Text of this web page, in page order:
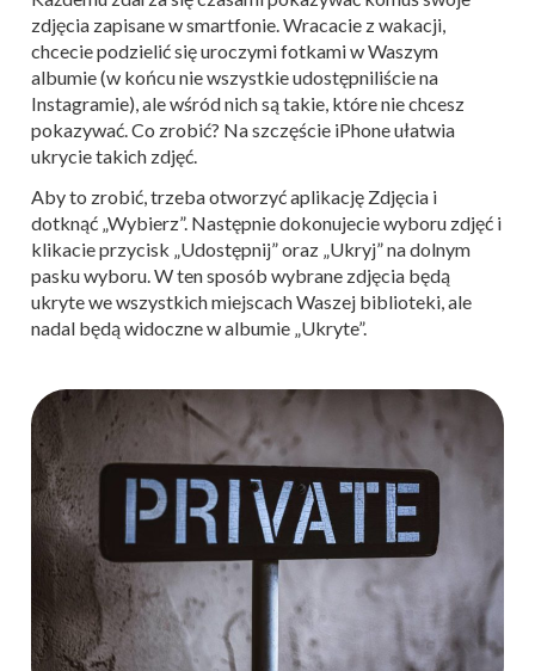
zdjęcia zapisane w smartfonie. Wracacie z wakacji,
chcecie podzielić się uroczymi fotkami w Waszym
albumie (w końcu nie wszystkie udostępniliście na
Instagramie), ale wśród nich są takie, które nie chcesz
pokazywać. Co zrobić? Na szczęście iPhone ułatwia
ukrycie takich zdjęć.
Aby to zrobić, trzeba otworzyć aplikację Zdjęcia i
dotknąć „Wybierz”. Następnie dokonujecie wyboru zdjęć i
klikacie przycisk „Udostępnij” oraz „Ukryj” na dolnym
pasku wyboru. W ten sposób wybrane zdjęcia będą
ukryte we wszystkich miejscach Waszej biblioteki, ale
nadal będą widoczne w albumie „Ukryte”.